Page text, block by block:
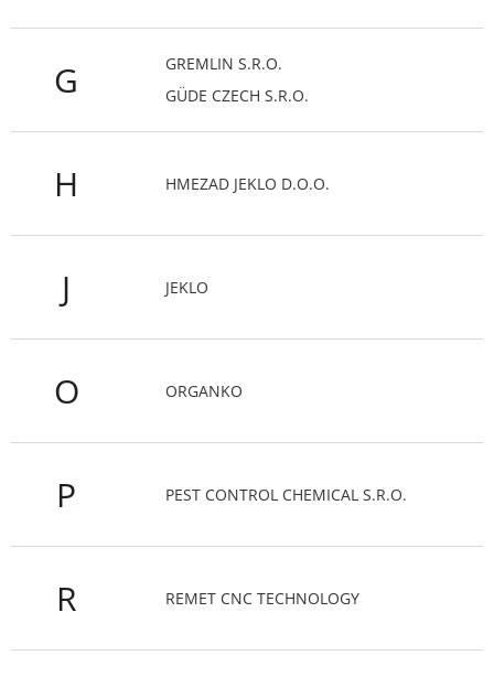
G
GREMLIN S.R.O.
GÜDE CZECH S.R.O.
H HMEZAD JEKLO D.O.O.
J JEKLO
O ORGANKO
P PEST CONTROL CHEMICAL S.R.O.
R REMET CNC TECHNOLOGY